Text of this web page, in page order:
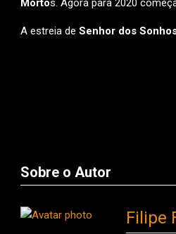
Mortos. Agora para 2020
A estreia de Senhor dos
Sobre o Autor
Filipe